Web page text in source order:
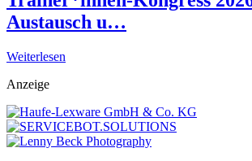
Austausch u…
Weiterlesen
Anzeige